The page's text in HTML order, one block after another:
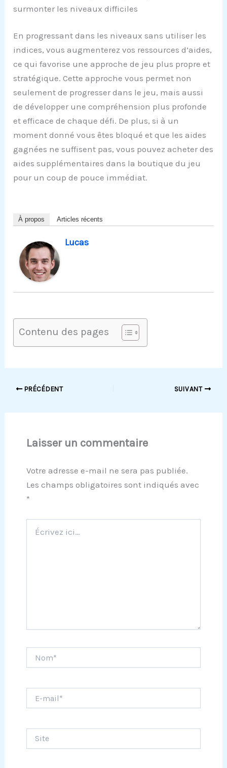
surmonter les niveaux difficiles
En progressant dans les niveaux sans utiliser les
indices, vous augmenterez vos ressources d’aides,
ce qui favorise une approche de jeu plus propre et
stratégique. Cette approche vous permet non
seulement de progresser dans le jeu, mais aussi
de développer une compréhension plus profonde
et efficace de chaque défi. De plus, si à un
moment donné vous êtes bloqué et que les aides
gagnées ne suffisent pas, vous pouvez acheter des
aides supplémentaires dans la boutique du jeu
pour un coup de pouce immédiat.
À propos Articles récents
Lucas
Contenu des pages
PRÉCÉDENT SUIVANT
Laisser un commentaire
Votre adresse e-mail ne sera pas publiée.
Les champs obligatoires sont indiqués avec
*
ici…
mail*